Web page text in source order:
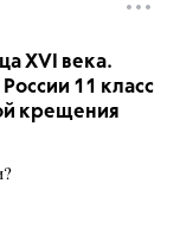
XVI века.
11 класс
крещения